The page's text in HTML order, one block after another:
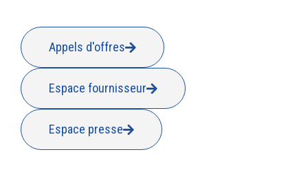
Appels d'offres
Espace fournisseur
Espace presse